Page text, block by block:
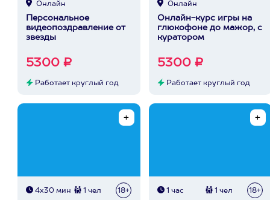
Онлайн
Персональное
видеопоздравление от
звезды
5300 ₽
Работает круглый год
Онлайн
Онлайн-курс игры на
глюкофоне до мажор, с
куратором
5300 ₽
Работает круглый год
4х30 мин 1 чел 18+ 1 час 1 чел 18+